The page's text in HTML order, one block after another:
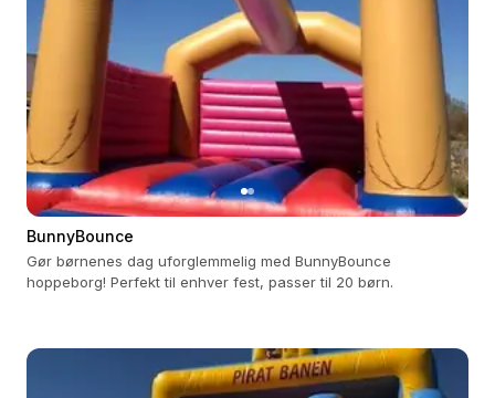
BunnyBounce
Gør børnenes dag uforglemmelig med BunnyBounce
hoppeborg! Perfekt til enhver fest, passer til 20 børn.